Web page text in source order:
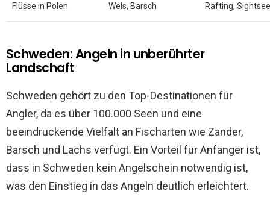
Flüsse in Polen Wels, Barsch Rafting,
Schweden: Angeln in unberührter
Landschaft
Schweden gehört zu den Top-Destinationen für
Angler, da es über 100.000 Seen und eine
beeindruckende Vielfalt an Fischarten wie Zander,
Barsch und Lachs verfügt. Ein Vorteil für Anfänger ist,
dass in Schweden kein Angelschein notwendig ist,
was den Einstieg in das Angeln deutlich erleichtert.